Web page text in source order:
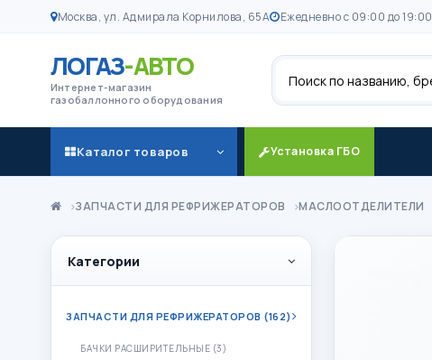
Москва, ул. Адмирала Корнилова, 65А Ежедневно с 09:00 до 19:00
ЛОГАЗ-АВТО
Интернет-магазин
газобаллонного оборудования
Каталог товаров Установка ГБО
ЗАПЧАСТИ ДЛЯ РЕФРИЖЕРАТОРОВ МАСЛООТДЕЛИТЕЛИ
Категории
ЗАПЧАСТИ ДЛЯ РЕФРИЖЕРАТОРОВ (162)
БАЧКИ РАСШИРИТЕЛЬНЫЕ (3)